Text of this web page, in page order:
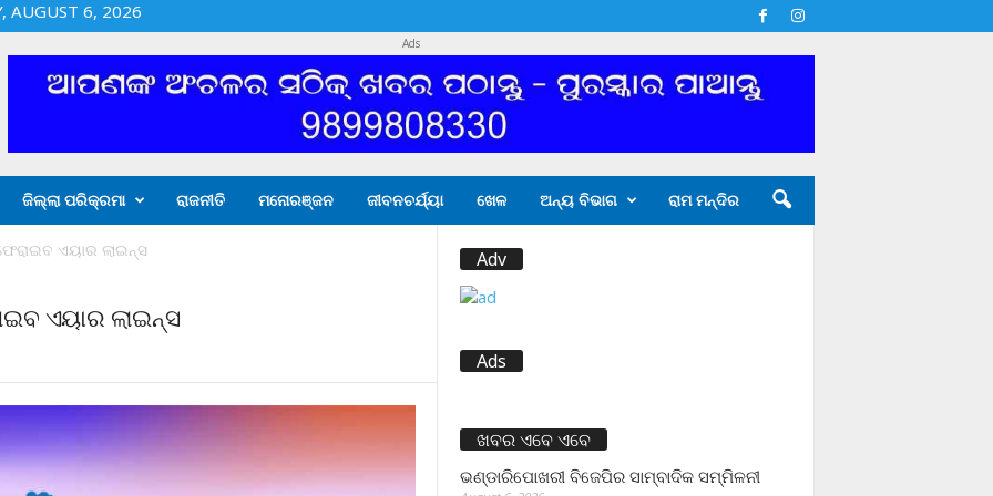
AUGUST 6, 2026
Ads
ଜିଲ୍ଲା ପରିକ୍ରମା ରାଜନୀତି ମନୋରଞ୍ଜନ ଜୀବନଚର୍ଯ୍ୟା ଖେଳ ଅନ୍ୟ ବିଭାଗ ରାମ ମନ୍ଦିର
ଏୟାର ଲାଇନ୍ସ
ଏୟାର ଲାଇନ୍ସ
Adv
Ads
ଖବର ଏବେ ଏବେ
ଭଣ୍ଡାରିପୋଖରୀ ବିଜେପିର ସାମ୍ବାଦିକ ସମ୍ମିଳନୀ